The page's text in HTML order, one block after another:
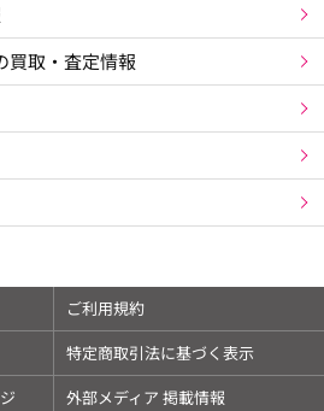
買取・査定情報
ご利用規約
特定商取引法に基づく表示
外部メディア 掲載情報
×
の相場情報はアプリで確認できます
愛車情報を登録して管理できます
場情報は毎日更新されます